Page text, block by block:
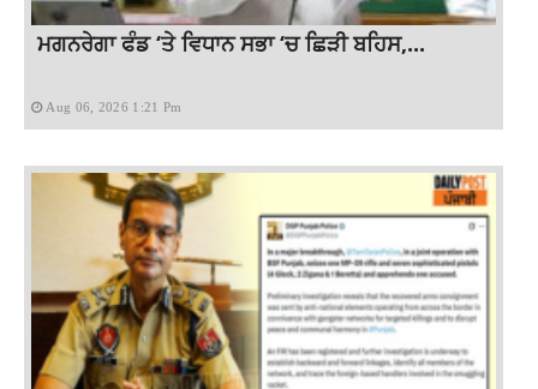
ਮਗਨਰੇਗਾ ਫੰਡ ‘ਤੇ ਵਿਧਾਨ ਸਭਾ ‘ਚ ਛਿੜੀ ਬਹਿਸ,...
Aug 06, 2026 1:21 Pm